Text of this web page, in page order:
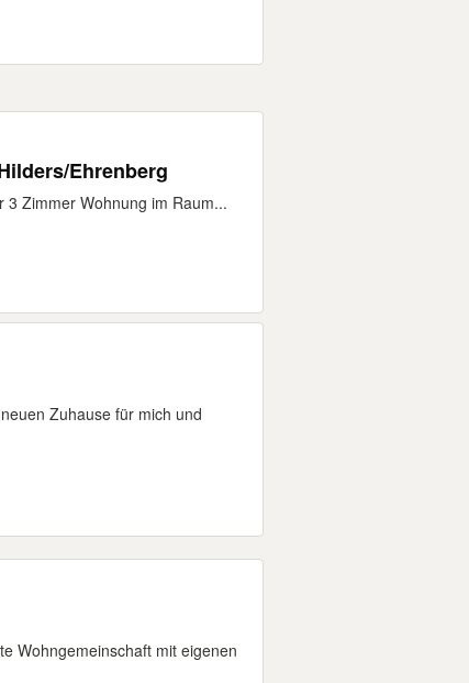
Ehrenberg
Zimmer Wohnung im Raum...
Zuhause für mich und
Wohngemeinschaft mit eigenen